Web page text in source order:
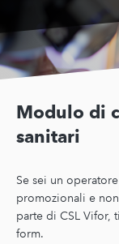
Modulo di
sanitari
Se sei un
promozionali e
parte di CSL Vifor,
form.